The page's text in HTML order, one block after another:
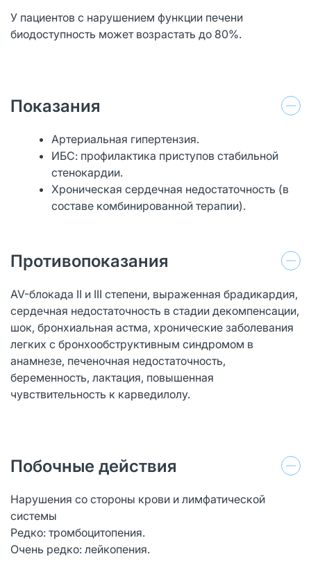
У пациентов с нарушением функции печени
биодоступность может возрастать до 80%.
Показания
Артериальная гипертензия.
ИБС: профилактика приступов стабильной
стенокардии.
Хроническая сердечная недостаточность (в
составе комбинированной терапии).
Противопоказания
AV-блокада II и III степени, выраженная брадикардия,
сердечная недостаточность в стадии декомпенсации,
шок, бронхиальная астма, хронические заболевания
легких с бронхообструктивным синдромом в
анамнезе, печеночная недостаточность,
беременность, лактация, повышенная
чувствительность к карведилолу.
Побочные действия
Нарушения со стороны крови и лимфатической
системы
Редко: тромбоцитопения.
Очень редко: лейкопения.